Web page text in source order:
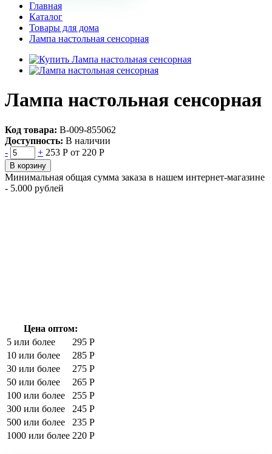
Главная
Каталог
Товары для дома
Лампа настольная сенсорная
Лампа настольная сенсорная
Код товара: В-009-855062
Доступность: В наличии
-
+ 253 Р от 220 Р
В корзину
Минимальная общая сумма заказа в нашем интернет-магазине
- 5.000 рублей
Цена оптом:
5 или более
295 Р
10 или более
285 Р
30 или более
275 Р
50 или более
265 Р
100 или более
255 Р
300 или более
245 Р
500 или более
235 Р
1000 или более 220 Р